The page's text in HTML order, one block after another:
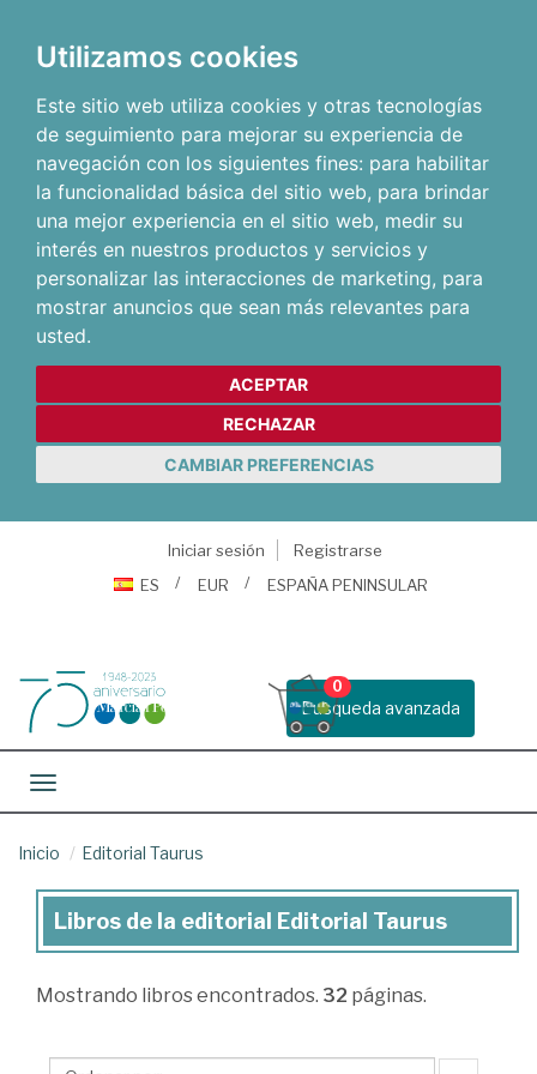
Utilizamos cookies
Este sitio web utiliza cookies y otras tecnologías
de seguimiento para mejorar su experiencia de
navegación con los siguientes fines: para habilitar
la funcionalidad básica del sitio web, para brindar
una mejor experiencia en el sitio web, medir su
interés en nuestros productos y servicios y
personalizar las interacciones de marketing, para
mostrar anuncios que sean más relevantes para
usted.
ACEPTAR
RECHAZAR
CAMBIAR PREFERENCIAS
Iniciar sesión
Registrarse
ES
EUR ESPAÑA PENINSULAR
Busqueda avanzada
0
Toggle navigation
Inicio Editorial Taurus
Libros
la
Libros de la editorial Editorial Taurus
Mostrando libros encontrados. 32 páginas.